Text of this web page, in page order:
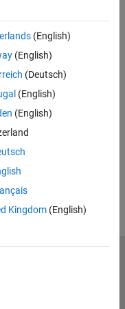
(English)
(English)
(Deutsch)
(English)
(English)
Kingdom(English)